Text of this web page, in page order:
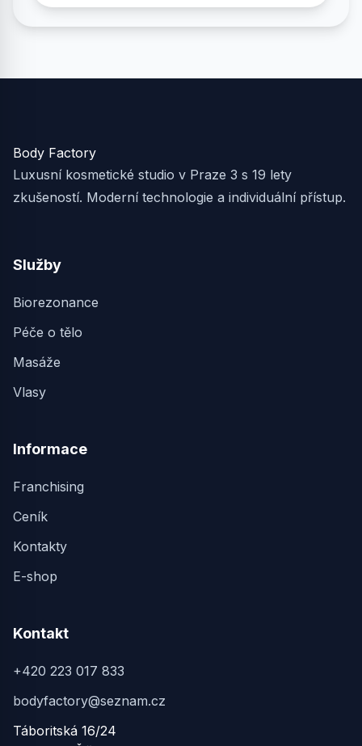
Body Factory
Luxusní kosmetické studio v Praze 3 s 19 lety
zkušeností. Moderní technologie a individuální přístup.
Služby
Biorezonance
Péče o tělo
Masáže
Vlasy
Informace
Franchising
Ceník
Kontakty
E-shop
Kontakt
+420 223 017 833
bodyfactory@seznam.cz
Táboritská 16/24